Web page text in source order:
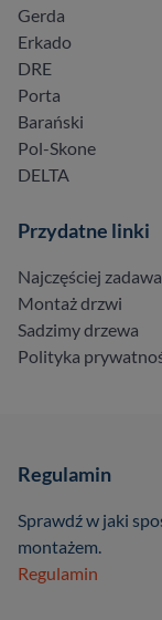
Gerda
Erkado
DRE
Porta
Barański
Pol-Skone
DELTA
Przydatne linki
Najczęściej
Montaż drzwi
Sadzimy drzewa
Polityka
Regulamin
Sprawdź w jaki
montażem.
Regulamin